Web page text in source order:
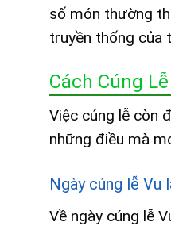
số món thường
truyền thống của
Cách Cúng
Việc cúng lễ còn
những điều mà
Ngày cúng lễ Vu
Về ngày cúng lễ